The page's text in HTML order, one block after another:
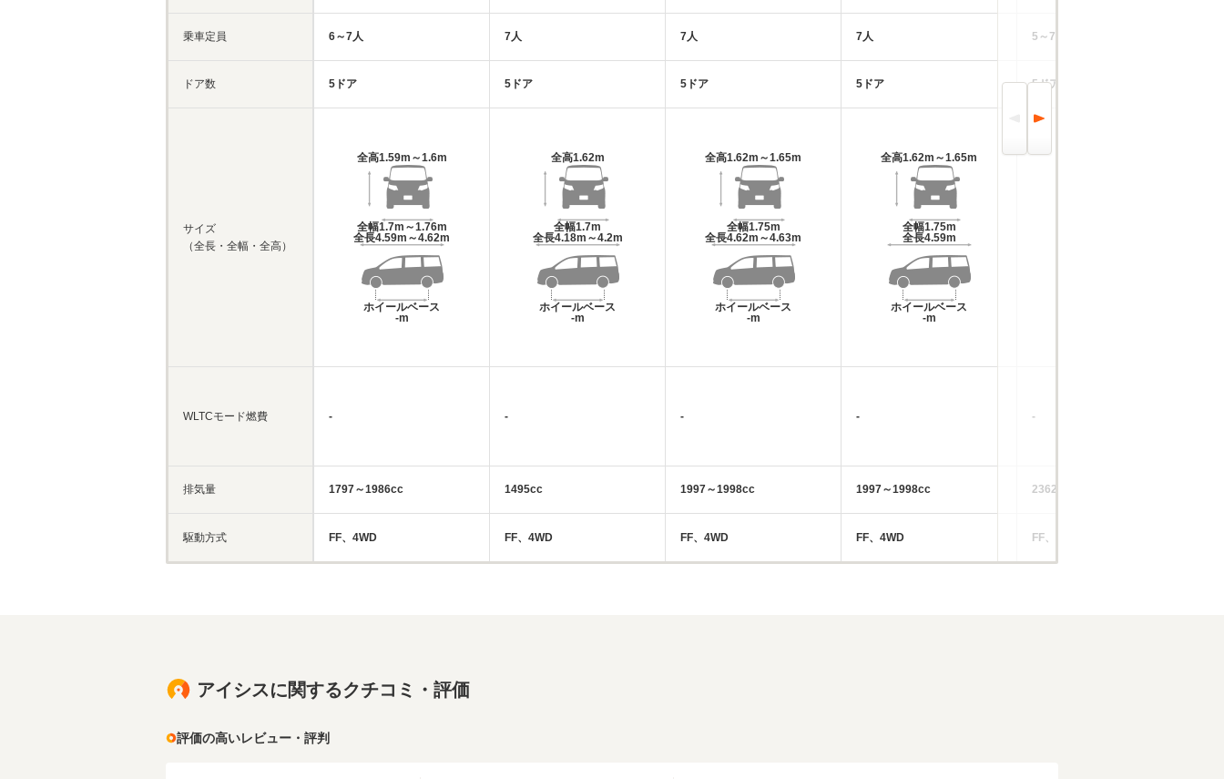
乗車定員
ドア数
サイズ
（全長・全幅・全高）
WLTCモード燃費
排気量
駆動方式
6～7人
5ドア
全高1.59m～1.6m
全幅1.7m～1.76m
全長4.59m～4.62m
ホイールベース
-m
-
1797～1986cc
FF、4WD
7人
5ドア
全高1.62m
全幅1.7m
全長4.18m～4.2m
ホイールベース
-m
-
1495cc
FF、4WD
7人
5ドア
全高1.62m～1.65m
全幅1.75m
全長4.62m～4.63m
ホイールベース
-m
-
1997～1998cc
FF、4WD
7人
5ドア
全高1.62m～1.65m
全幅1.75m
全長4.59m
ホイールベース
-m
-
1997～1998cc
FF、4WD
5～7人
5ドア
-
2362～3456cc
FF、4WD
アイシスに関するクチコミ・評価
評価の高いレビュー・評判